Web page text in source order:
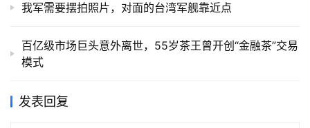
我军需要摆拍照片，对面的台湾军舰靠近点
百亿级市场巨头意外离世，55岁茶王曾开创“金融茶”交易
模式
发表回复